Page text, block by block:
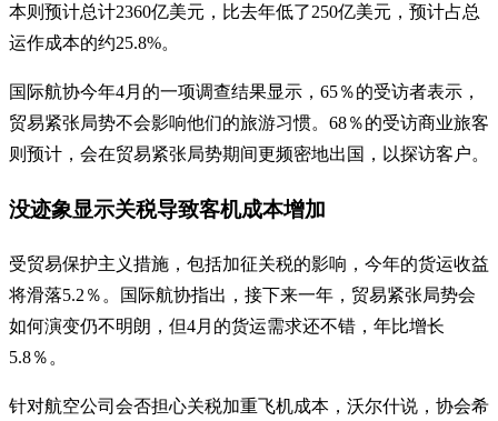
本则预计总计2360亿美元，比去年低了250亿美元，预计占总
运作成本的约25.8%。
国际航协今年4月的一项调查结果显示，65％的受访者表示，
贸易紧张局势不会影响他们的旅游习惯。68％的受访商业旅客
则预计，会在贸易紧张局势期间更频密地出国，以探访客户。
没迹象显示关税导致客机成本增加
受贸易保护主义措施，包括加征关税的影响，今年的货运收益
将滑落5.2％。国际航协指出，接下来一年，贸易紧张局势会
如何演变仍不明朗，但4月的货运需求还不错，年比增长
5.8％。
针对航空公司会否担心关税加重飞机成本，沃尔什说，协会希